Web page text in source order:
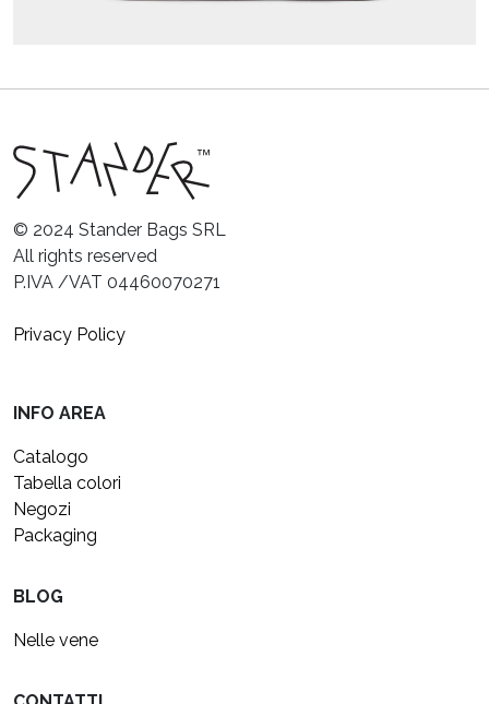
© 2024 Stander Bags SRL
All rights reserved
P.IVA /VAT 04460070271
Privacy Policy
INFO AREA
Catalogo
Tabella colori
Negozi
Packaging
BLOG
Nelle vene